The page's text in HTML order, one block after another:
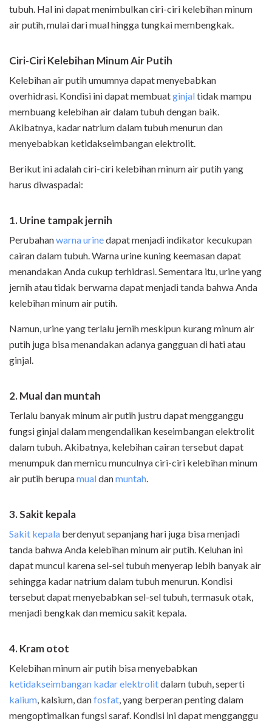
tubuh. Hal ini dapat menimbulkan ciri-ciri kelebihan minum
air putih, mulai dari mual hingga tungkai membengkak.
Ciri-Ciri Kelebihan Minum Air Putih
Kelebihan air putih umumnya dapat menyebabkan
overhidrasi. Kondisi ini dapat membuatginjaltidak mampu
membuang kelebihan air dalam tubuh dengan baik.
Akibatnya, kadar natrium dalam tubuh menurun dan
menyebabkan ketidakseimbangan elektrolit.
Berikut ini adalah ciri-ciri kelebihan minum air putih yang
harus diwaspadai:
1. Urine tampak jernih
Perubahanwarna urinedapat menjadi indikator kecukupan
cairan dalam tubuh. Warna urine kuning keemasan dapat
menandakan Anda cukup terhidrasi. Sementara itu, urine yang
jernih atau tidak berwarna dapat menjadi tanda bahwa Anda
kelebihan minum air putih.
Namun, urine yang terlalu jernih meskipun kurang minum air
putih juga bisa menandakan adanya gangguan di hati atau
ginjal.
2. Mual dan muntah
Terlalu banyak minum air putih justru dapat mengganggu
fungsi ginjal dalam mengendalikan keseimbangan elektrolit
dalam tubuh. Akibatnya, kelebihan cairan tersebut dapat
menumpuk dan memicu munculnya ciri-ciri kelebihan minum
air putih berupamualdanmuntah
3. Sakit kepala
Sakit kepala berdenyut sepanjang hari juga bisa menjadi
tanda bahwa Anda kelebihan minum air putih. Keluhan ini
dapat muncul karena sel-sel tubuh menyerap lebih banyak air
sehingga kadar natrium dalam tubuh menurun. Kondisi
tersebut dapat menyebabkan sel-sel tubuh, termasuk otak,
menjadi bengkak dan memicu sakit kepala.
4. Kram otot
Kelebihan minum air putih bisa menyebabkan
ketidakseimbangan kadar elektrolitdalam tubuh, seperti
kalium , kalsium, danfosfat , yang berperan penting dalam
mengoptimalkan fungsi saraf. Kondisi ini dapat mengganggu